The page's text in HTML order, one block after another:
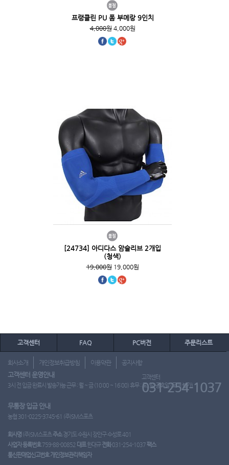
프랭클린 PU 폼 부메랑 9인치
4,000원4,000원
[24734] 아디다스 암슬리브 2개입
(청색)
19,000원19,000원
고객센터 FAQ PC버전 주문리스트
회사소개 개인정보취급방침 이용약관 공지사항
고객센터 운영안내
3시 전 입금 완료시 발송가능 근무 : 월 ~ 금 (10:00 ~ 16:00) 휴무 : 토, 일, 공휴일 (도매 불가)
고객센터
031-254-1037
무통장 입금 안내
농협 301-0225-3745-61 (주)SM스포츠
회사명 (주)SM스포츠주소경기도 수원시 장안구 수성로 401
사업자 등록번호759-88-00852 대표한대규 전화031-254-1037팩스
통신판매업신고번호 개인정보관리책임자